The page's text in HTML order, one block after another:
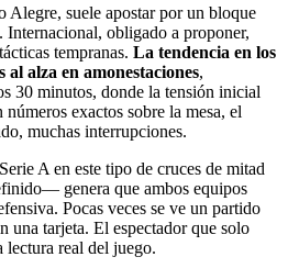
Alegre, suele apostar por un bloque
obligado a proponer,
tempranas. La tendencia en los
al alza en amonestaciones,
30 minutos, donde la tensión inicial
exactos sobre la mesa, el
muchas interrupciones.
A en este tipo de cruces de mitad
genera que ambos equipos
Pocas veces se ve un partido
una tarjeta. El espectador que solo
lectura real del juego.